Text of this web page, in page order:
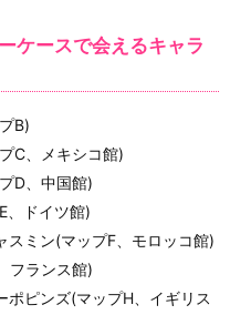
ケースで会えるキャラ
B)
C、メキシコ館)
D、中国館)
、ドイツ館)
スミン(マップF、モロッコ館)
フランス館)
ポピンズ(マップH、イギリス